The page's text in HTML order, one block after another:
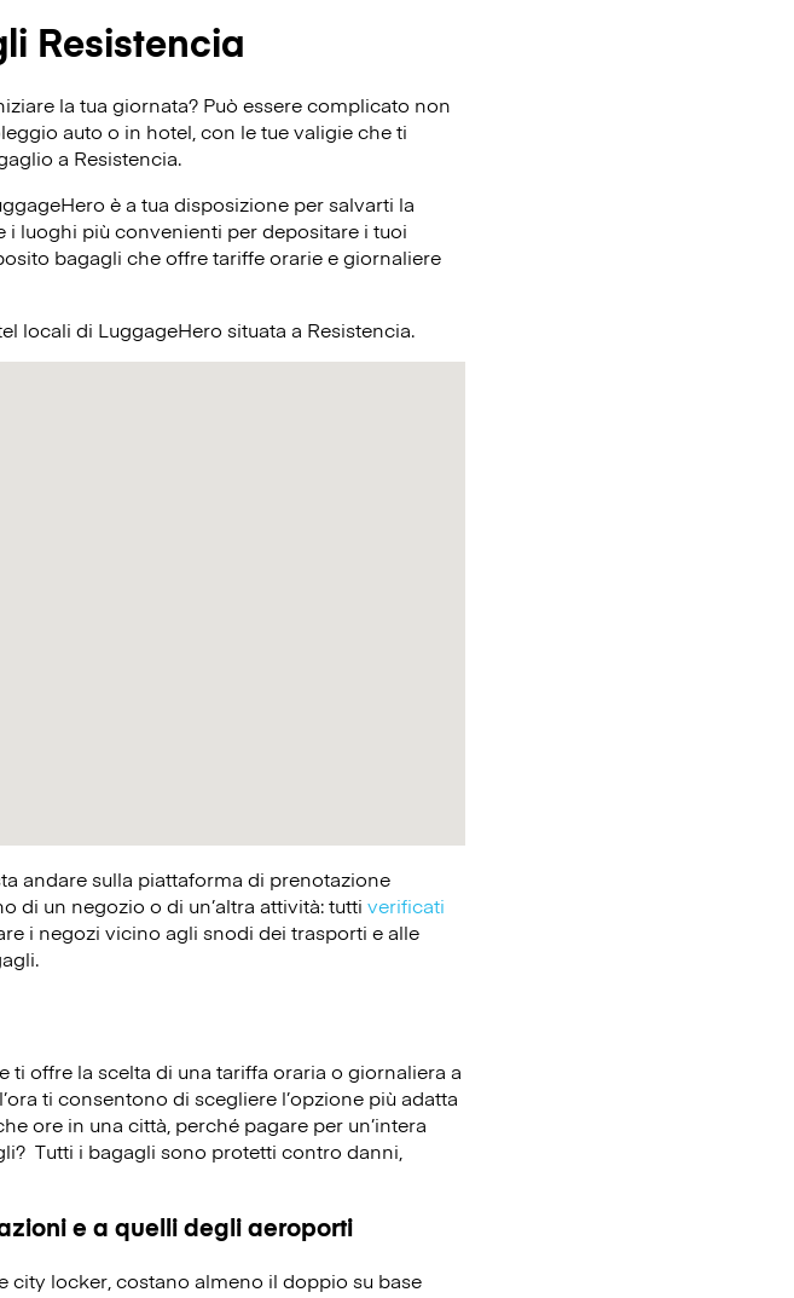
Resistencia
la tua giornata? Può essere complicato non
auto o in hotel, con le tue valigie che ti
a Resistencia.
è a tua disposizione per salvarti la
luoghi più convenienti per depositare i tuoi
bagagli che offre tariffe orarie e giornaliere
locali di LuggageHero situata a Resistencia.
andare sulla piattaforma di prenotazione
di un negozio o di un’altra attività: tutti verificati
i negozi vicino agli snodi dei trasporti e alle
ti offre la scelta di una tariffa oraria o giornaliera a
ti consentono di scegliere l’opzione più adatta
ore in una città, perché pagare per un’intera
Tutti i bagagli sono protetti contro danni,
e a quelli degli aeroporti
locker, costano almeno il doppio su base